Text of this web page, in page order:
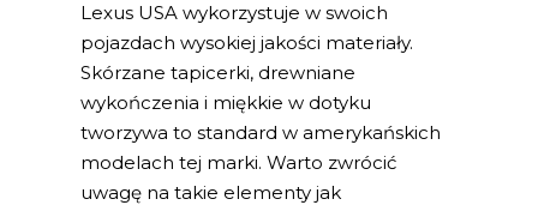
Lexus USA wykorzystuje w swoich
pojazdach wysokiej jakości materiały.
Skórzane tapicerki, drewniane
wykończenia i miękkie w dotyku
tworzywa to standard w amerykańskich
modelach tej marki. Warto zwrócić
uwagę na takie elementy jak